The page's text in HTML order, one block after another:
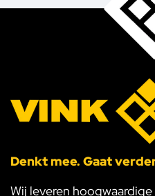
Denkt mee. Gaat
Wij leveren